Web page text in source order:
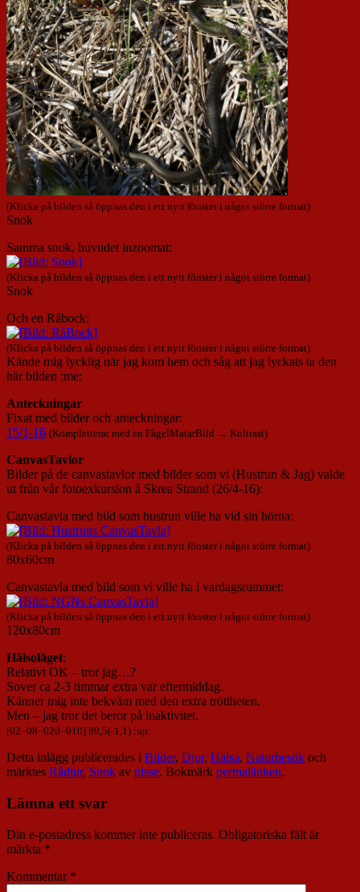
(Klicka på bilden så öppnas den i ett nytt fönster i något större format)
Snok
Samma snok, huvudet inzoomat:
(Klicka på bilden så öppnas den i ett nytt fönster i något större format)
Snok
Och en Råbock:
(Klicka på bilden så öppnas den i ett nytt fönster i något större format)
Kände mig lycklig när jag kom hem och såg att jag lyckats ta den
här bilden :me:
Anteckningar
Fixat med bilder och anteckningar:
15/1-16 (Kompletterat med en FågelMatarBild → Koltrast)
CanvasTavlor
Bilder på de canvastavlor med bilder som vi (Hustrun & Jag) valde
ut från vår fotoexkursion å Skrea Strand (26/4-16):
Canvastavla med bild som hustrun ville ha vid sin hörna:
(Klicka på bilden så öppnas den i ett nytt fönster i något större format)
80x60cm
Canvastavla med bild som vi ville ha i vardagsrummet:
(Klicka på bilden så öppnas den i ett nytt fönster i något större format)
120x80cm
Hälsoläget:
Relativt OK – tror jag…?
Sover ca 2-3 timmar extra var eftermiddag.
Känner mig inte bekväm med den extra tröttheten.
Men – jag tror det beror på inaktivitet.
[02–08–020–010] 89,5(-1,1) :up:
Detta inlägg publicerades i Bilder, Djur, Hälsa, Naturbesök och
märktes Rådjur, Snok av nisse. Bokmärk permalänken.
Lämna ett svar
Din e-postadress kommer inte publiceras. Obligatoriska fält är
märkta *
Kommentar *